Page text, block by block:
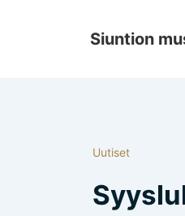
Siuntion
Uutiset